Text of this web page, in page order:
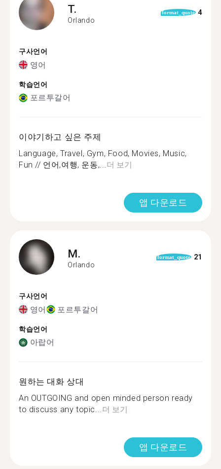
T.
Orlando
format_quote 4
구사언어
영어
학습언어
포르투갈어
이야기하고 싶은 주제
Language, Travel, Gym, Food, Movies, Music,
Fun // 언어,여행, 운동,...더 보기
앱 다운로드
M.
Orlando
format_quote 21
구사언어
영어 포르투갈어
학습언어
아랍어
원하는 대화 상대
An OUTGOING and open minded person ready
to discuss any topic...더 보기
앱 다운로드